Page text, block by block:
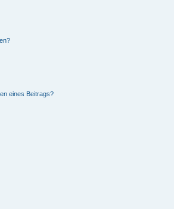
eines Beitrags?